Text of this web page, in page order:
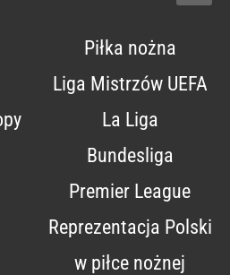
Piłka nożna
Liga Mistrzów UEFA
La Liga
Bundesliga
Premier League
Reprezentacja Polski
w piłce nożnej